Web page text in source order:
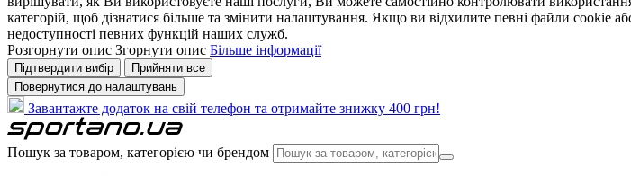
категорій, щоб дізнатися більше та змінити налаштування. Якщо ви відхилите певні файли cookie
недоступності певних функцій наших служб.
Розгорнути опис Згорнути опис Більше інформації
Підтвердити вибір
Прийняти все
Повернутися до налаштувань
Завантажте додаток на свій телефон та отримайте знижку 400 грн!
Пошук за товаром, категорією чи брендом